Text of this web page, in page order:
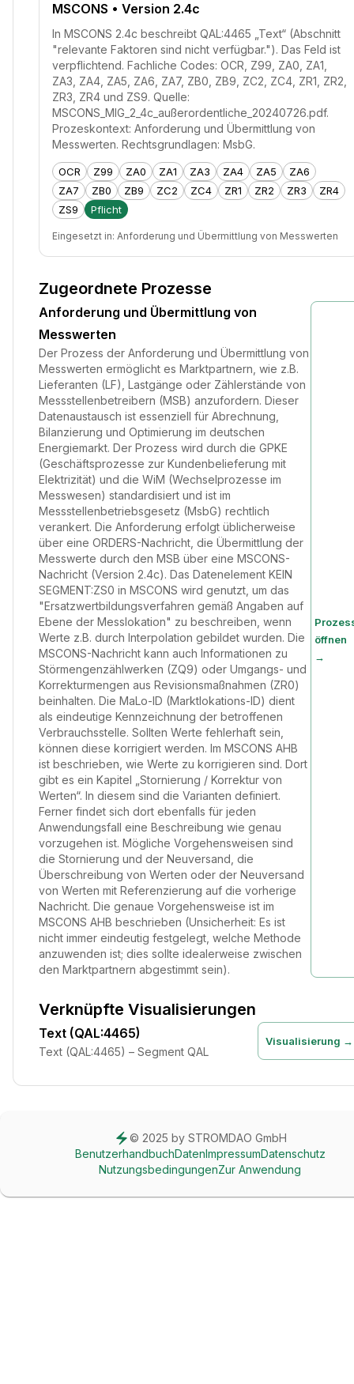
MSCONS • Version 2.4c
In MSCONS 2.4c beschreibt QAL:4465 „Text“ (Abschnitt
"relevante Faktoren sind nicht verfügbar."). Das Feld ist
verpflichtend. Fachliche Codes: OCR, Z99, ZA0, ZA1,
ZA3, ZA4, ZA5, ZA6, ZA7, ZB0, ZB9, ZC2, ZC4, ZR1, ZR2,
ZR3, ZR4 und ZS9. Quelle:
MSCONS_MIG_2_4c_außerordentliche_20240726.pdf.
Prozeskontext: Anforderung und Übermittlung von
Messwerten. Rechtsgrundlagen: MsbG.
OCR Z99 ZA0 ZA1 ZA3 ZA4 ZA5
ZA6
ZA7
ZB0 ZB9 ZC2 ZC4 ZR1 ZR2 ZR3
ZR4
ZS9
Pflicht
Eingesetzt in: Anforderung und Übermittlung von Messwerten
Zugeordnete Prozesse
Anforderung und Übermittlung von
Messwerten
Der Prozess der Anforderung und Übermittlung von
Messwerten ermöglicht es Marktpartnern, wie z.B.
Lieferanten (LF), Lastgänge oder Zählerstände von
Messstellenbetreibern (MSB) anzufordern. Dieser
Datenaustausch ist essenziell für Abrechnung,
Bilanzierung und Optimierung im deutschen
Energiemarkt. Der Prozess wird durch die GPKE
(Geschäftsprozesse zur Kundenbelieferung mit
Elektrizität) und die WiM (Wechselprozesse im
Messwesen) standardisiert und ist im
Messstellenbetriebsgesetz (MsbG) rechtlich
verankert. Die Anforderung erfolgt üblicherweise
über eine ORDERS-Nachricht, die Übermittlung der
Messwerte durch den MSB über eine MSCONS-
Nachricht (Version 2.4c). Das Datenelement KEIN
SEGMENT:ZS0 in MSCONS wird genutzt, um das
"Ersatzwertbildungsverfahren gemäß Angaben auf
Ebene der Messlokation" zu beschreiben, wenn
Werte z.B. durch Interpolation gebildet wurden. Die
MSCONS-Nachricht kann auch Informationen zu
Störmengenzählwerken (ZQ9) oder Umgangs- und
Korrekturmengen aus Revisionsmaßnahmen (ZR0)
beinhalten. Die MaLo-ID (Marktlokations-ID) dient
als eindeutige Kennzeichnung der betroffenen
Verbrauchsstelle. Sollten Werte fehlerhaft sein,
können diese korrigiert werden. Im MSCONS AHB
ist beschrieben, wie Werte zu korrigieren sind. Dort
gibt es ein Kapitel „Stornierung / Korrektur von
Werten“. In diesem sind die Varianten definiert.
Ferner findet sich dort ebenfalls für jeden
Anwendungsfall eine Beschreibung wie genau
vorzugehen ist. Mögliche Vorgehensweisen sind
die Stornierung und der Neuversand, die
Überschreibung von Werten oder der Neuversand
von Werten mit Referenzierung auf die vorherige
Nachricht. Die genaue Vorgehensweise ist im
MSCONS AHB beschrieben (Unsicherheit: Es ist
nicht immer eindeutig festgelegt, welche Methode
anzuwenden ist; dies sollte idealerweise zwischen
den Marktpartnern abgestimmt sein).
öffnen
→
Verknüpfte Visualisierungen
Text (QAL:4465)
Text (QAL:4465) – Segment QAL
Visualisierung →
© 2025 by STROMDAO GmbH
BenutzerhandbuchDatenImpressumDatenschutz
NutzungsbedingungenZur Anwendung